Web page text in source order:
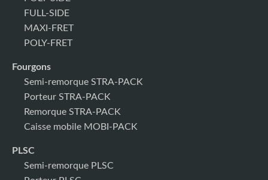
FULL-SIDE
MAXI-FRET
POLY-FRET
Fourgons
Semi-remorque STRA-PACK
Porteur STRA-PACK
Remorque STRA-PACK
Caisse mobile MOBI-PACK
PLSC
Semi-remorque PLSC